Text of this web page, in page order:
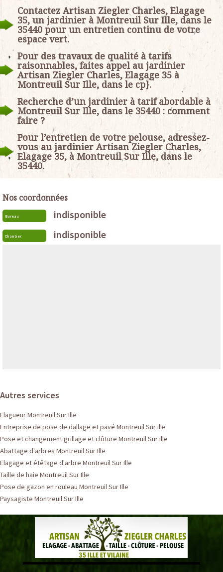
Contactez Artisan Ziegler Charles, Elagage
35, un jardinier à Montreuil Sur Ille, dans le
35440 pour un entretien continu de votre
espace vert.
Pour des travaux de qualité à tarifs
raisonnables, faites appel au jardinier
Artisan Ziegler Charles, Elagage 35 à
Montreuil Sur Ille, dans le cp}.
Recherche d’un jardinier à tarif abordable à
Montreuil Sur Ille, dans le 35440 : comment
faire ?
Pour l’entretien de votre pelouse, adressez-
vous au jardinier Artisan Ziegler Charles,
Elagage 35, à Montreuil Sur Ille, dans le
35440.
Nos coordonnées
Bureau indisponible
Chantier indisponible
Autres services
Elagueur Montreuil Sur Ille
Entreprise de pose de dallage et pavé Montreuil Sur Ille
Pose et changement grillage et clôture Montreuil Sur Ille
Abattage d'arbres Montreuil Sur Ille
Elagage et étêtage d'arbre Montreuil Sur Ille
Taille de haie Montreuil Sur Ille
Pose de gazon en rouleau Montreuil Sur Ille
Paysagiste Montreuil Sur Ille